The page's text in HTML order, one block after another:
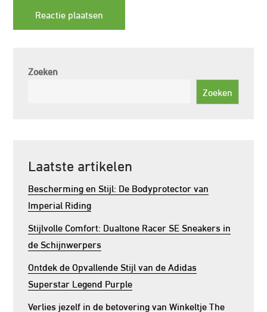
Zoeken
Zoeken
Laatste artikelen
Bescherming en Stijl: De Bodyprotector van
Imperial Riding
Stijlvolle Comfort: Dualtone Racer SE Sneakers in
de Schijnwerpers
Ontdek de Opvallende Stijl van de Adidas
Superstar Legend Purple
Verlies jezelf in de betovering van Winkeltje The